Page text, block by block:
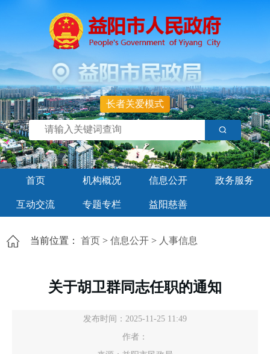
长者关爱模式
首页 机构概况 信息公开 政务服务
互动交流 专题专栏 益阳慈善
当前位置： 首页 > 信息公开 > 人事信息
关于胡卫群同志任职的通知
发布时间：2025-11-25 11:49
作者：